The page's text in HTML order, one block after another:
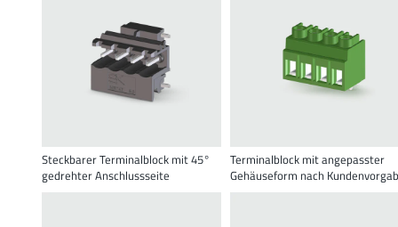
Steckbarer Terminalblock mit 45°
gedrehter Anschlussseite
Terminalblock mit angepasster
Gehäuseform nach